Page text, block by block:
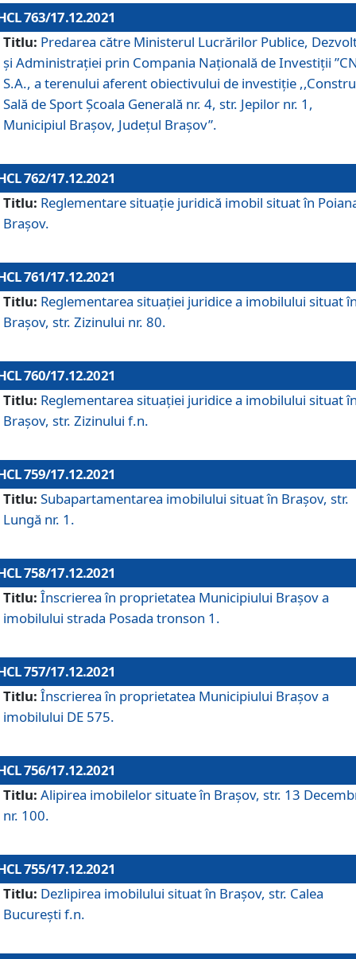
763/17.12.2021
Titlu: Predarea către Ministerul Lucrărilor Publice,
și Administrației prin Compania Naţională de Investiţii
S.A., a terenului aferent obiectivului de investiție
Sală de Sport Școala Generală nr. 4, str. Jepilor nr. 1,
Municipiul Brașov, Județul Brașov”.
762/17.12.2021
Titlu: Reglementare situație juridică imobil situat în
Brașov.
761/17.12.2021
Titlu: Reglementarea situației juridice a imobilului situat
Brașov, str. Zizinului nr. 80.
760/17.12.2021
Titlu: Reglementarea situației juridice a imobilului situat
Brașov, str. Zizinului f.n.
759/17.12.2021
Titlu: Subapartamentarea imobilului situat în Brașov, str.
Lungă nr. 1.
758/17.12.2021
Titlu: Înscrierea în proprietatea Municipiului Brașov a
imobilului strada Posada tronson 1.
757/17.12.2021
Titlu: Înscrierea în proprietatea Municipiului Brașov a
imobilului DE 575.
756/17.12.2021
Titlu: Alipirea imobilelor situate în Brașov, str. 13
nr. 100.
755/17.12.2021
Titlu: Dezlipirea imobilului situat în Brașov, str. Calea
București f.n.